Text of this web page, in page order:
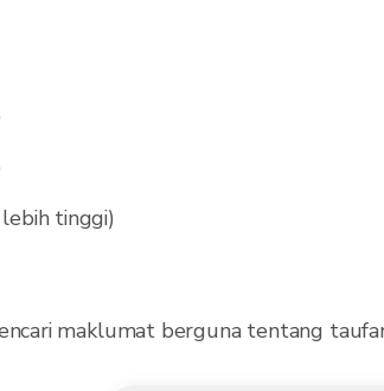
tinggi)
maklumat berguna tentang